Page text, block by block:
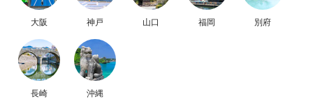
大阪 神戸 山口 福岡 別府
長崎 沖縄